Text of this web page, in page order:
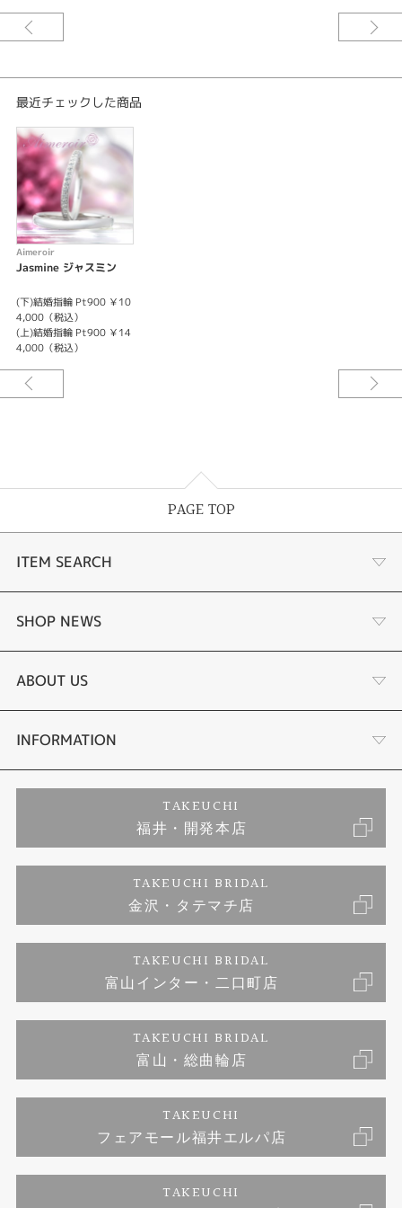
紹介文
最近チェックした商品
Aimeroir
Jasmine ジャスミン
(下)結婚指輪 Pt900 ￥10
4,000（税込）
(上)結婚指輪 Pt900 ￥14
4,000（税込）
PAGE TOP
ITEM SEARCH
婚約指輪
結婚指輪
セットリング
エタニティーリング
婚約ネックレス
SHOP NEWS
サプライズプロポーズ相談室
ダイヤモンドカッターブランド
アフターメンテナンス
金澤工房｜手作りペアリング
金澤工房｜手作り結婚指輪
金澤工房｜手作り婚約指輪プロポーズプラン
ABOUT US
店舗情報
お客様の声
INFORMATION
プライバシーポリシー
TAKEUCHI
福井・開発本店
TAKEUCHI BRIDAL
金沢・タテマチ店
TAKEUCHI BRIDAL
富山インター・二口町店
TAKEUCHI BRIDAL
富山・総曲輪店
TAKEUCHI
フェアモール福井エルパ店
TAKEUCHI